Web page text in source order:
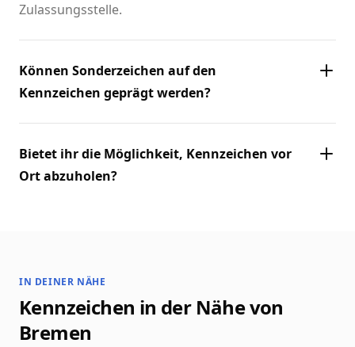
Zulassungsstelle.
Können Sonderzeichen auf den
Kennzeichen geprägt werden?
Bietet ihr die Möglichkeit, Kennzeichen vor
Ort abzuholen?
IN DEINER NÄHE
Kennzeichen in der Nähe von
Bremen